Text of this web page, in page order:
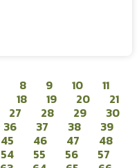
8 9 10
11
18 19 20
21
27 28 29
30
36 37 38
39
45 46 47
48
54 55 56
57